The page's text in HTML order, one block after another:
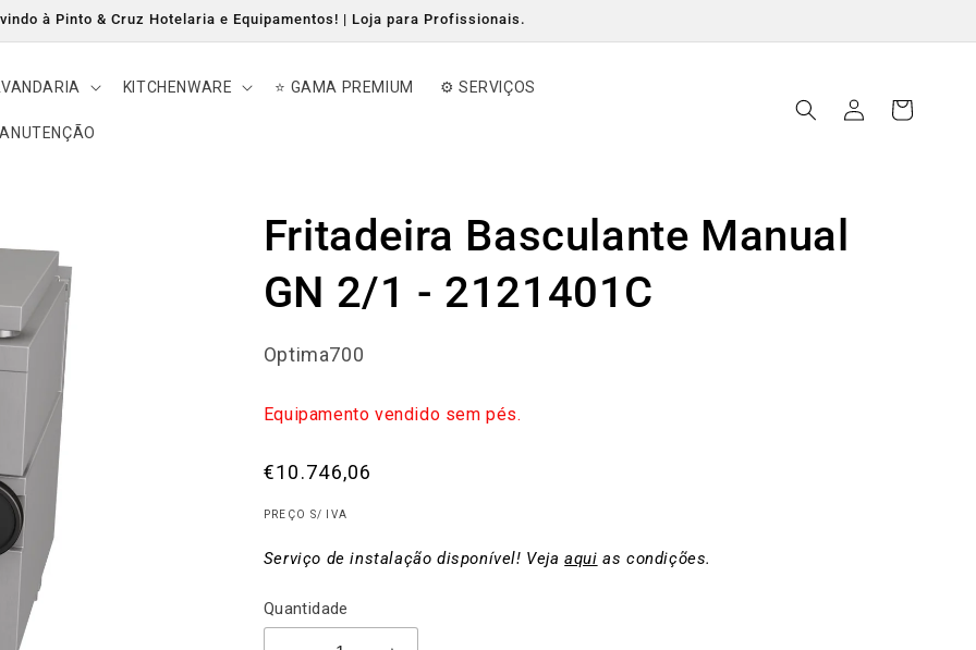
à Pinto & Cruz Hotelaria e Equipamentos! | Loja para Profissionais.
KITCHENWARE ⭐ GAMA PREMIUM ⚙️ SERVIÇOS
sessão
Carrinho
Fritadeira Basculante Manual
GN 2/1 - 2121401C
Optima700
Equipamento vendido sem pés.
Preço
€10.746,06
PREÇO S/ IVA
Serviço de instalação disponível! Vejaaqui as condições.
Quantidade